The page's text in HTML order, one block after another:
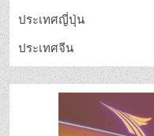
ประเทศญี่ปุ่น
ประเทศจีน